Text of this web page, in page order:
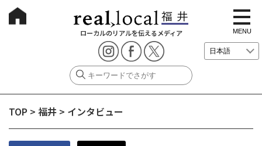
ローカルのリアルを伝えるメディア
t
o
g
g
e
i
i
MENU
TOP > 福井 > インタビュー